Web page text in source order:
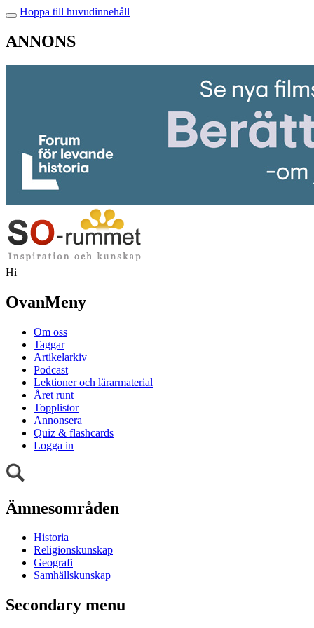
Hoppa till huvudinnehåll
ANNONS
Hi
OvanMeny
Om oss
Taggar
Artikelarkiv
Podcast
Lektioner och lärarmaterial
Året runt
Topplistor
Annonsera
Quiz & flashcards
Logga in
Ämnesområden
Historia
Religionskunskap
Geografi
Samhällskunskap
Secondary menu